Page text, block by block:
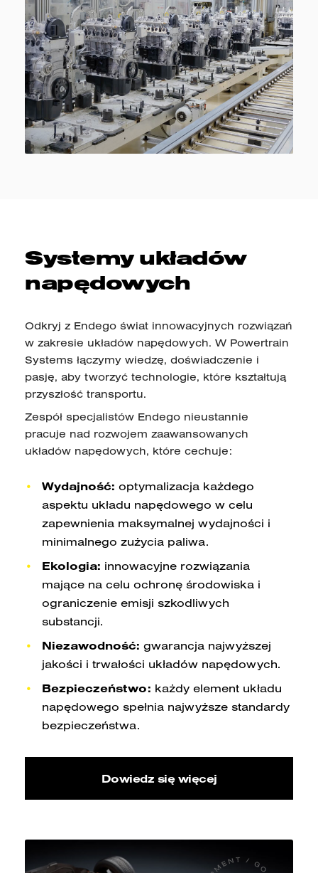
Systemy układów
napędowych
Odkryj z Endego świat innowacyjnych rozwiązań
w zakresie układów napędowych. W Powertrain
Systems łączymy wiedzę, doświadczenie i
pasję, aby tworzyć technologie, które kształtują
przyszłość transportu.
Zespół specjalistów Endego nieustannie
pracuje nad rozwojem zaawansowanych
układów napędowych, które cechuje:
Wydajność: optymalizacja każdego
aspektu układu napędowego w celu
zapewnienia maksymalnej wydajności i
minimalnego zużycia paliwa.
Ekologia: innowacyjne rozwiązania
mające na celu ochronę środowiska i
ograniczenie emisji szkodliwych
substancji.
Niezawodność: gwarancja najwyższej
jakości i trwałości układów napędowych.
Bezpieczeństwo: każdy element układu
napędowego spełnia najwyższe standardy
bezpieczeństwa.
Dowiedz się więcej